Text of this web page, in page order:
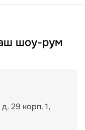
шоу-рум
29 корп. 1,